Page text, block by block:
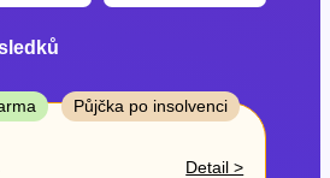
Půjčka po insolvenci
Detail >